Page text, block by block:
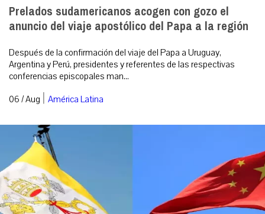
Prelados sudamericanos acogen con gozo el
anuncio del viaje apostólico del Papa a la región
Después de la confirmación del viaje del Papa a Uruguay,
Argentina y Perú, presidentes y referentes de las respectivas
conferencias episcopales man...
06 / Aug | América Latina